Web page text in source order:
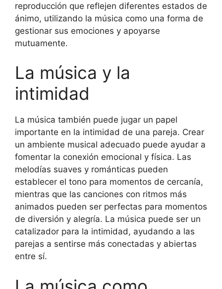
reproducción que reflejen diferentes estados de
ánimo, utilizando la música como una forma de
gestionar sus emociones y apoyarse
mutuamente.
La música y la
intimidad
La música también puede jugar un papel
importante en la intimidad de una pareja. Crear
un ambiente musical adecuado puede ayudar a
fomentar la conexión emocional y física. Las
melodías suaves y románticas pueden
establecer el tono para momentos de cercanía,
mientras que las canciones con ritmos más
animados pueden ser perfectas para momentos
de diversión y alegría. La música puede ser un
catalizador para la intimidad, ayudando a las
parejas a sentirse más conectadas y abiertas
entre sí.